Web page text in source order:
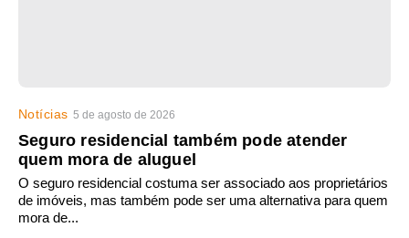
Notícias 5 de agosto de 2026
Seguro residencial também pode atender
quem mora de aluguel
O seguro residencial costuma ser associado aos proprietários
de imóveis, mas também pode ser uma alternativa para quem
mora de...